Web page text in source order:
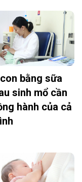
bằng sữa
sinh mổ cần
hành của cả